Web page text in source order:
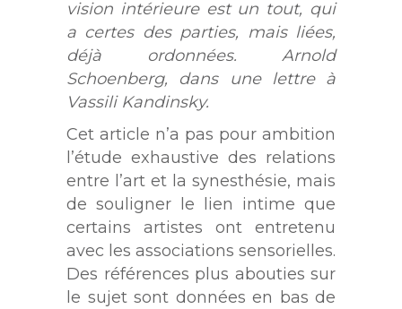
vision intérieure est un tout, qui
a certes des parties, mais liées,
déjà ordonnées. Arnold
Schoenberg, dans une lettre à
Vassili Kandinsky.
Cet article n’a pas pour ambition
l’étude exhaustive des relations
entre l’art et la synesthésie, mais
de souligner le lien intime que
certains artistes ont entretenu
avec les associations sensorielles.
Des références plus abouties sur
le sujet sont données en bas de